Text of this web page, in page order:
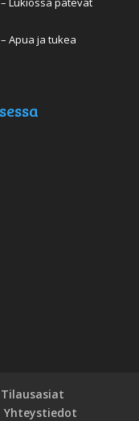
Apua ja tukea
Tilausasiat
Yhteystiedot